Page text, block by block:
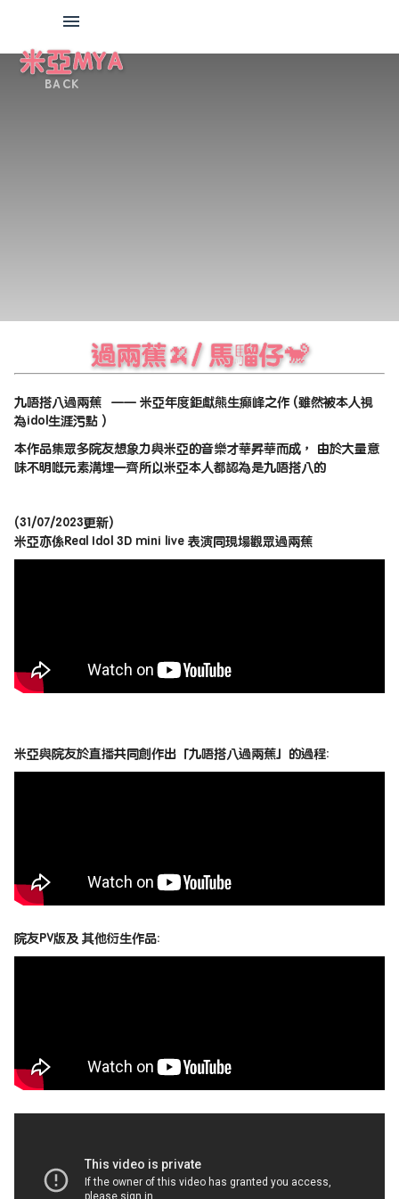
米亞MYA
BACK
過兩蕉🍌/ 馬騮仔🐒
九唔搭八過兩蕉 —— 米亞年度鉅獻熊生癲峰之作 (雖然被本人視
為idol生涯污點 )
本作品集眾多院友想象力與米亞的音樂才華昇華而成， 由於大量意
味不明嘅元素溝埋一齊所以米亞本人都認為是九唔搭八的
(31/07/2023更新)
米亞亦係Real Idol 3D mini live 表演同現場觀眾過兩蕉
米亞與院友於直播共同創作出「九唔搭八過兩蕉」的過程:
院友PV版及 其他衍生作品: